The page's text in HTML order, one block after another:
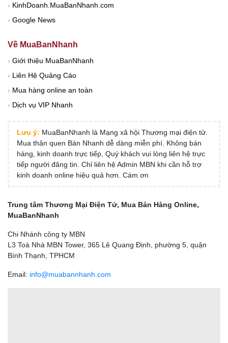
› KinhDoanh.MuaBanNhanh.com
› Google News
Về MuaBanNhanh
› Giới thiệu MuaBanNhanh
› Liên Hệ Quảng Cáo
› Mua hàng online an toàn
› Dịch vụ VIP Nhanh
Lưu ý: MuaBanNhanh là Mạng xã hội Thương mại điện tử.
Mua thân quen Bán Nhanh dễ dàng miễn phí. Không bán
hàng, kinh doanh trực tiếp, Quý khách vui lòng liên hệ trực
tiếp người đăng tin. Chỉ liên hệ Admin MBN khi cần hỗ trợ
kinh doanh online hiệu quả hơn. Cám ơn
Trung tâm Thương Mại Điện Tử, Mua Bán Hàng Online,
MuaBanNhanh
Chi Nhánh công ty MBN
L3 Toà Nhà MBN Tower, 365 Lê Quang Định, phường 5, quận
Bình Thạnh, TPHCM
Email: info@muabannhanh.com